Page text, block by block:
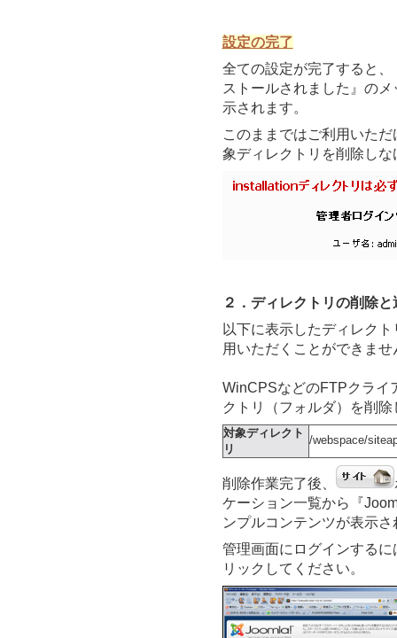
設定の完了
全ての設定が完了すると
ストールされました』の
示されます。
このままではご利用いた
象ディレクトリを削除し
２．ディレクトリの削除
以下に表示したディレク
用いただくことができませ
WinCPSなどのFTPクライ
クトリ（フォルダ）を削
対象ディレクト
リ
/webspace/
削除作業完了後、
ケーション一覧から『
ンプルコンテンツが表示さ
管理画面にログインする
リックしてください。